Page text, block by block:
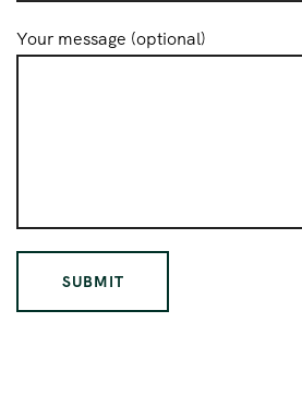
Your message (optional)